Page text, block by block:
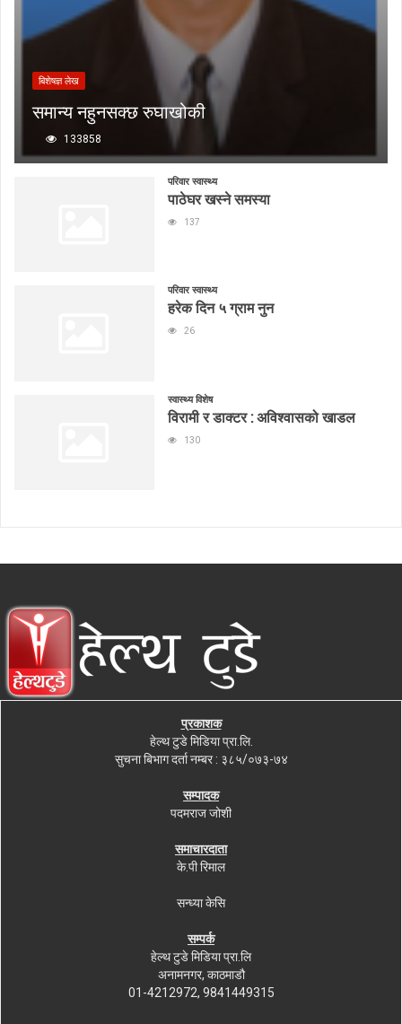
बिशेषज्ञ लेख
समान्य नहुनसक्छ रुघाखोकी
133858
परिवार स्वास्थ्य
पाठेघर खस्ने समस्या
137
परिवार स्वास्थ्य
हरेक दिन ५ ग्राम नुन
26
स्वास्थ्य विशेष
विरामी र डाक्टर : अविश्वासको खाडल
130
प्रकाशक
हेल्थ टुडे मिडिया प्रा.लि.
सुचना बिभाग दर्ता नम्बर : ३८५/०७३-७४
सम्पादक
पदमराज जोशी
समाचारदाता
के.पी रिमाल
सन्ध्या केसि
सम्पर्क
हेल्थ टुडे मिडिया प्रा.लि
अनामनगर, काठमाडौ
01-4212972, 9841449315